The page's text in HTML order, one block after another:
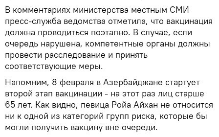
В комментариях министерства местным СМИ
пресс-служба ведомства отметила, что вакцинация
должна проводиться поэтапно. В случае, если
очередь нарушена, компетентные органы должны
провести расследование и принять
соответствующие меры.
Напомним, 8 февраля в Азербайджане стартует
второй этап вакцинации - на этот раз лиц старше
65 лет. Как видно, певица Ройа Айхан не относится
ни к одной из категорий групп риска, которые бы
могли получить вакцину вне очереди.